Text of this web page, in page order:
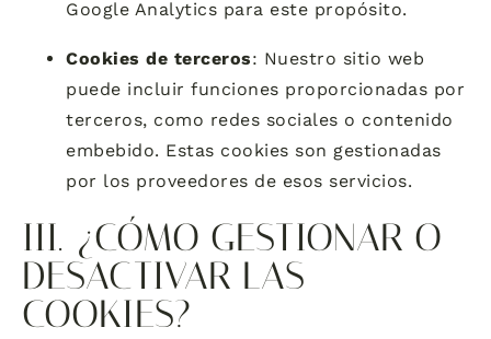
Google Analytics para este propósito.
Cookies de terceros: Nuestro sitio web
puede incluir funciones proporcionadas por
terceros, como redes sociales o contenido
embebido. Estas cookies son gestionadas
por los proveedores de esos servicios.
III. ¿CÓMO GESTIONAR O
DESACTIVAR LAS
COOKIES?